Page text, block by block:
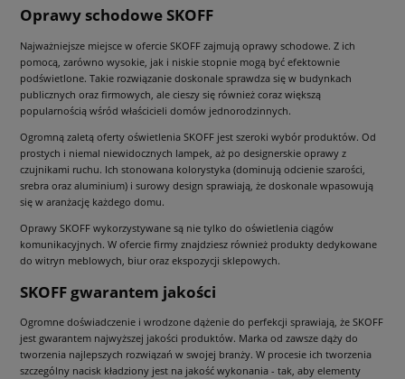
Oprawy schodowe SKOFF
Najważniejsze miejsce w ofercie SKOFF zajmują oprawy schodowe. Z ich
pomocą, zarówno wysokie, jak i niskie stopnie mogą być efektownie
podświetlone. Takie rozwiązanie doskonale sprawdza się w budynkach
publicznych oraz firmowych, ale cieszy się również coraz większą
popularnością wśród właścicieli domów jednorodzinnych.
Ogromną zaletą oferty oświetlenia SKOFF jest szeroki wybór produktów. Od
prostych i niemal niewidocznych lampek, aż po designerskie oprawy z
czujnikami ruchu. Ich stonowana kolorystyka (dominują odcienie szarości,
srebra oraz aluminium) i surowy design sprawiają, że doskonale wpasowują
się w aranżację każdego domu.
Oprawy SKOFF wykorzystywane są nie tylko do oświetlenia ciągów
komunikacyjnych. W ofercie firmy znajdziesz również produkty dedykowane
do witryn meblowych, biur oraz ekspozycji sklepowych.
SKOFF gwarantem jakości
Ogromne doświadczenie i wrodzone dążenie do perfekcji sprawiają, że SKOFF
jest gwarantem najwyższej jakości produktów. Marka od zawsze dąży do
tworzenia najlepszych rozwiązań w swojej branży. W procesie ich tworzenia
szczególny nacisk kładziony jest na jakość wykonania - tak, aby elementy